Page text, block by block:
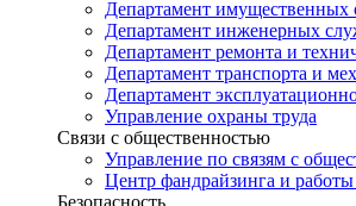
Департамент имущественных
Департамент инженерных
Департамент ремонта и
Департамент транспорта и
Департамент
Управление охраны труда
Связи с общественностью
Управление по связям с
Центр фандрайзинга и
Безопасность